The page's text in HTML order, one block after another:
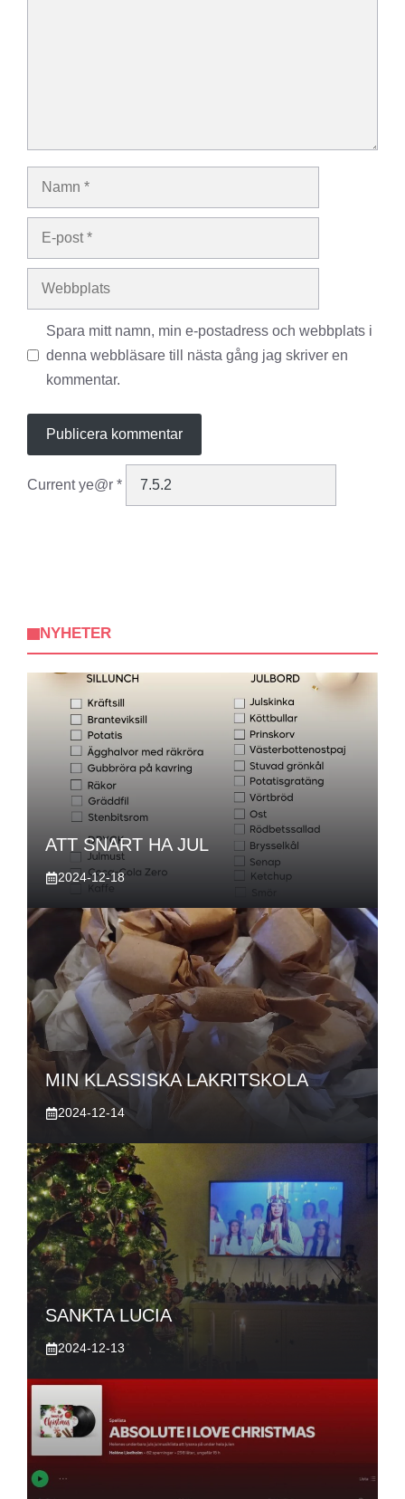
Namn
Webbplats
Spara mitt namn, min e-postadress och webbplats i
denna webbläsare till nästa gång jag skriver en
kommentar.
Current ye@r *
NYHETER
ATT SNART HA JUL
2024-12-18
MIN KLASSISKA LAKRITSKOLA
2024-12-14
SANKTA LUCIA
2024-12-13